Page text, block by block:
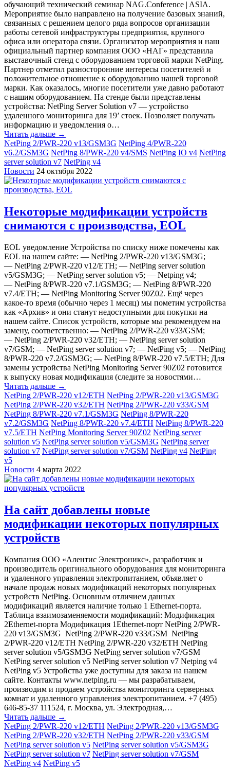
обучающий технический семинар NAG.Conference | ASIA.
Мероприятие было направлено на получение базовых знаний,
связанных с решением целого ряда вопросов организации
работы сетевой инфраструктуры предприятия, крупного
офиса или оператора связи. Организатор мероприятия и наш
официальный партнер компания ООО «НАГ» представила
выставочный стенд с оборудованием торговой марки NetPing.
Партнер отметил разносторонние интересы посетителей и
положительное отношение к оборудованию нашей торговой
марки. Как оказалось, многие посетители уже давно работают
с нашим оборудованием. На стенде были представлены
устройства: NetPing Server Solution v7 — устройство
удаленного мониторинга для 19’ стоек. Позволяет получать
информацию и уведомления о…
Читать дальше →
NetPing 2/PWR-220 v13/GSM3G NetPing 4/PWR-220
v6.2/GSM3G NetPing 8/PWR-220 v4/SMS NetPing IO v4 NetPing
server solution v7 NetPing v4
Новости 24 октября 2022
Некоторые модификации устройств
снимаются с производства, EOL
EOL уведомление Устройства по списку ниже помечены как
EOL на нашем сайте: — NetPing 2/PWR-220 v13/GSM3G;
— NetPing 2/PWR-220 v12/ETH; — NetPing server solution
v5/GSM3G; — NetPing server solution v5; — Netping v4;
— NetPing 8/PWR-220 v7.1/GSM3G; — NetPing 8/PWR-220
v7.4/ETH; — NetPing Monitoring Server 90Z02. Ещё через
какое-то время (обычно через 1 месяц) мы пометим устройства
как «‎Архив» и они станут недоступными для покупки на
нашем сайте. Список устройств, которые мы рекомендуем на
замену, соответственно: — NetPing 2/PWR-220 v33/GSM;
— NetPing 2/PWR-220 v32/ETH; — NetPing server solution
v7/GSM; — NetPing server solution v7; — NetPing v5; — NetPing
8/PWR-220 v7.2/GSM3G; — NetPing 8/PWR-220 v7.5/ETH; Для
замены устройства NetPing Monitoring Server 90Z02 готовится
к выпуску новая модификация (следите за новостями…
Читать дальше →
NetPing 2/PWR-220 v12/ETH NetPing 2/PWR-220 v13/GSM3G
NetPing 2/PWR-220 v32/ETH NetPing 2/PWR-220 v33/GSM
NetPing 8/PWR-220 v7.1/GSM3G NetPing 8/PWR-220
v7.2/GSM3G NetPing 8/PWR-220 v7.4/ETH NetPing 8/PWR-220
v7.5/ETH NetPing Monitoring Server 90Z02 NetPing server
solution v5 NetPing server solution v5/GSM3G NetPing server
solution v7 NetPing server solution v7/GSM NetPing v4 NetPing
v5
Новости 4 марта 2022
На сайт добавлены новые
модификации некоторых популярных
устройств
Компания ООО «Алентис Электроникс», разработчик и
производитель оригинального оборудования для мониторинга
и удаленного управления электропитанием, объявляет о
начале продаж новых модификаций некоторых популярных
устройств NetPing. Основным отличием данных
модификаций является наличие только 1 Ethernet-порта.
Таблица взаимозаменяемости модификаций: Модификация
2Ethernet-порта Модификация 1Ethernet-порт NetPing 2/PWR-
220 v13/GSM3G NetPing 2/PWR-220 v33/GSM NetPing
2/PWR-220 v12/ETH NetPing 2/PWR-220 v32/ETH NetPing
server solution v5/GSM3G NetPing server solution v7/GSM
NetPing server solution v5 NetPing server solution v7 Netping v4
NetPing v5 Устройства уже доступны для заказа на нашем
сайте. Контакты www.netping.ru — мы разрабатываем,
производим и продаем устройства мониторинга серверных
комнат и удаленного управления электропитанием. +7 (495)
646-85-37 111524, г. Москва, ул. Электродная,…
Читать дальше →
NetPing 2/PWR-220 v12/ETH NetPing 2/PWR-220 v13/GSM3G
NetPing 2/PWR-220 v32/ETH NetPing 2/PWR-220 v33/GSM
NetPing server solution v5 NetPing server solution v5/GSM3G
NetPing server solution v7 NetPing server solution v7/GSM
NetPing v4 NetPing v5